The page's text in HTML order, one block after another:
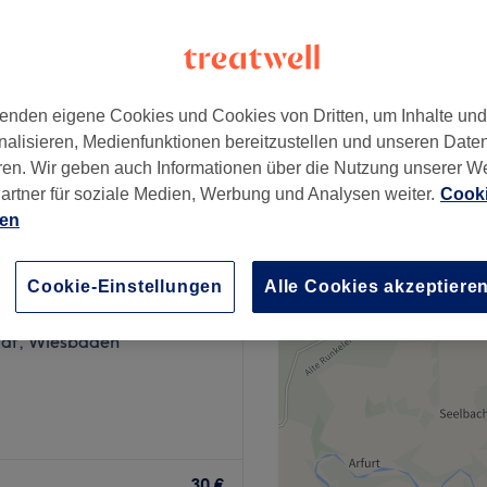
70 €
deinem Traum von
Augenbrauen ein
Beauty
77 Bewertungen
Wiesbaden
eigene Cookies und Cookies von Dritten, um Inhalte
Medienfunktionen bereitzustellen und unseren
Wir geben auch Informationen über die Nutzung unserer
für soziale Medien, Werbung und Analysen weiter.
Cookie-Einstellungen Alle Cookies akzeptieren